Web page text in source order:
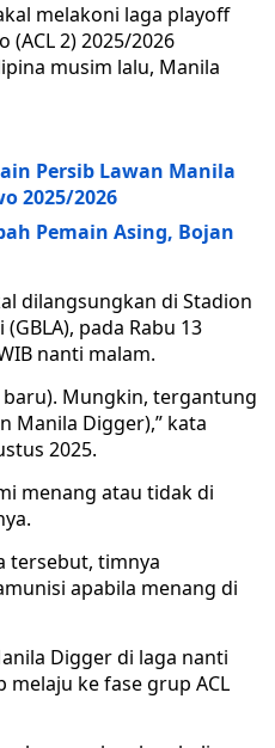
melakoni laga playoff
(ACL 2) 2025/2026
musim lalu, Manila
Persib Lawan Manila
2025/2026
Pemain Asing, Bojan
dilangsungkan di Stadion
pada Rabu 13
nanti malam.
Mungkin, tergantung
Manila Digger),” kata
2025.
menang atau tidak di
tersebut, timnya
apabila menang di
Digger di laga nanti
ke fase grup ACL